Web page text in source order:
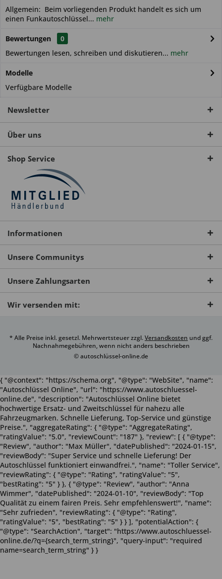
Allgemein: Beim vorliegenden Produkt handelt es sich um
einen Funkautoschlüssel... mehr
Bewertungen
0
Bewertungen lesen, schreiben und diskutieren... mehr
Modelle
Verfügbare Modelle
Newsletter
Über uns
Shop Service
Informationen
Unsere Communitys
Unsere Zahlungsarten
Wir versenden mit:
* Alle Preise inkl. gesetzl. Mehrwertsteuer zzgl.Versandkosten und ggf.
Nachnahmegebühren, wenn nicht anders beschrieben
© autoschlüssel-online.de
{ "@context": "https://schema.org", "@type": "WebSite", "name":
"Autoschlüssel Online", "url": "https://www.autoschluessel-
online.de", "description": "Autoschlüssel Online bietet
hochwertige Ersatz- und Zweitschlüssel für nahezu alle
Fahrzeugmarken. Schnelle Lieferung, Top-Service und günstige
Preise.", "aggregateRating": { "@type": "AggregateRating",
"ratingValue": "5.0", "reviewCount": "187" }, "review": [ { "@type":
"Review", "author": "Max Müller", "datePublished": "2024-01-15",
"reviewBody": "Super Service und schnelle Lieferung! Der
Autoschlüssel funktioniert einwandfrei.", "name": "Toller Service",
"reviewRating": { "@type": "Rating", "ratingValue": "5",
"bestRating": "5" } }, { "@type": "Review", "author": "Anna
Wimmer", "datePublished": "2024-01-10", "reviewBody": "Top
Qualität zu einem fairen Preis. Sehr empfehlenswert!", "name":
"Sehr zufrieden", "reviewRating": { "@type": "Rating",
"ratingValue": "5", "bestRating": "5" } } ], "potentialAction": {
"@type": "SearchAction", "target": "https://www.autoschluessel-
online.de/?q={search_term_string}", "query-input": "required
name=search_term_string" } }